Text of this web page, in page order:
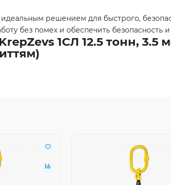
решением для быстрого,
без помех и обеспечить безопасность
1СЛ 12.5 тонн, 3.5